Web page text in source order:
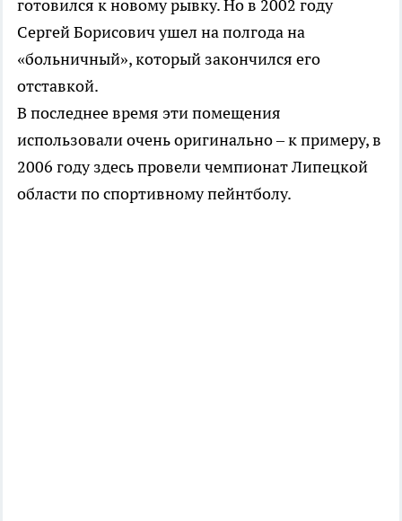
готовился к новому рывку. Но в 2002 году
Сергей Борисович ушел на полгода на
«больничный», который закончился его
отставкой.
В последнее время эти помещения
использовали очень оригинально – к примеру, в
2006 году здесь провели чемпионат Липецкой
области по спортивному пейнтболу.